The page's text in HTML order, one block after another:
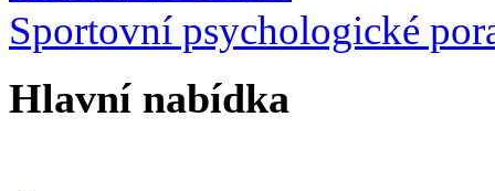
Sportovní psychologické
Hlavní nabídka